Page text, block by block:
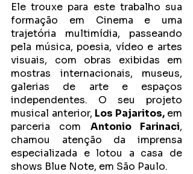
Ele trouxe para este trabalho sua
formação em Cinema e uma
trajetória multimídia, passeando
pela música, poesia, vídeo e artes
visuais, com obras exibidas em
mostras internacionais, museus,
galerias de arte e espaços
independentes. O seu projeto
musical anterior, Los Pajaritos, em
parceria com Antonio Farinaci,
chamou atenção da imprensa
especializada e lotou a casa de
shows Blue Note, em São Paulo.